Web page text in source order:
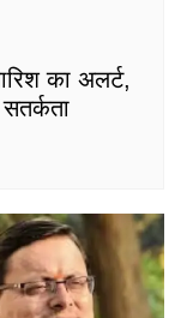
का अलर्ट,